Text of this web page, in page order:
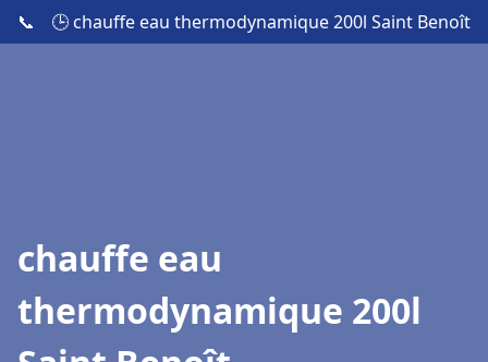
📞 🕒 chauffe eau thermodynamique 200l Saint Benoît
chauffe eau
thermodynamique 200l